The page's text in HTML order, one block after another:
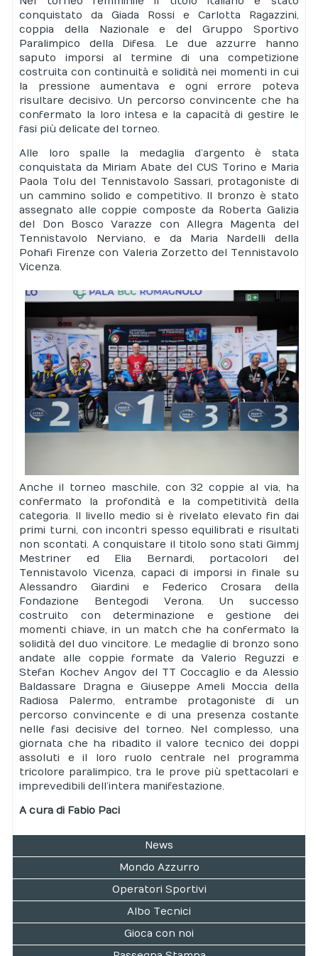
conquistato da Giada Rossi e Carlotta Ragazzini,
coppia della Nazionale e del Gruppo Sportivo
Paralimpico della Difesa. Le due azzurre hanno
saputo imporsi al termine di una competizione
costruita con continuità e solidità nei momenti in cui
la pressione aumentava e ogni errore poteva
risultare decisivo. Un percorso convincente che ha
confermato la loro intesa e la capacità di gestire le
fasi più delicate del torneo.
Alle loro spalle la medaglia d’argento è stata
conquistata da Miriam Abate del CUS Torino e Maria
Paola Tolu del Tennistavolo Sassari, protagoniste di
un cammino solido e competitivo. Il bronzo è stato
assegnato alle coppie composte da Roberta Galizia
del Don Bosco Varazze con Allegra Magenta del
Tennistavolo Nerviano, e da Maria Nardelli della
Pohafi Firenze con Valeria Zorzetto del Tennistavolo
Vicenza.
Anche il torneo maschile, con 32 coppie al via, ha
confermato la profondità e la competitività della
categoria. Il livello medio si è rivelato elevato fin dai
primi turni, con incontri spesso equilibrati e risultati
non scontati. A conquistare il titolo sono stati Gimmj
Mestriner ed Elia Bernardi, portacolori del
Tennistavolo Vicenza, capaci di imporsi in finale su
Alessandro Giardini e Federico Crosara della
Fondazione Bentegodi Verona. Un successo
costruito con determinazione e gestione dei
momenti chiave, in un match che ha confermato la
solidità del duo vincitore. Le medaglie di bronzo sono
andate alle coppie formate da Valerio Reguzzi e
Stefan Kochev Angov del TT Coccaglio e da Alessio
Baldassare Dragna e Giuseppe Ameli Moccia della
Radiosa Palermo, entrambe protagoniste di un
percorso convincente e di una presenza costante
nelle fasi decisive del torneo. Nel complesso, una
giornata che ha ribadito il valore tecnico dei doppi
assoluti e il loro ruolo centrale nel programma
tricolore paralimpico, tra le prove più spettacolari e
imprevedibili dell’intera manifestazione.
A cura di Fabio Paci
News
Mondo Azzurro
Operatori Sportivi
Albo Tecnici
Gioca con noi